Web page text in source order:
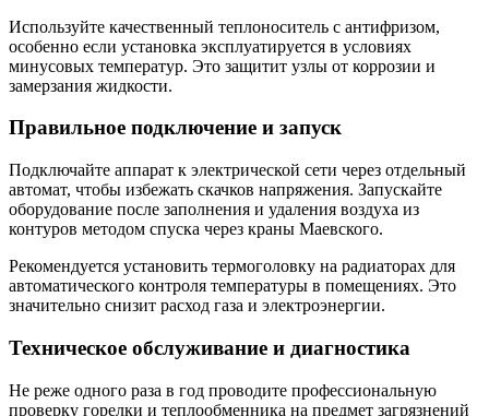
Используйте качественный теплоноситель с антифризом,
особенно если установка эксплуатируется в условиях
минусовых температур. Это защитит узлы от коррозии и
замерзания жидкости.
Правильное подключение и запуск
Подключайте аппарат к электрической сети через отдельный
автомат, чтобы избежать скачков напряжения. Запускайте
оборудование после заполнения и удаления воздуха из
контуров методом спуска через краны Маевского.
Рекомендуется установить термоголовку на радиаторах для
автоматического контроля температуры в помещениях. Это
значительно снизит расход газа и электроэнергии.
Техническое обслуживание и диагностика
Не реже одного раза в год проводите профессиональную
проверку горелки и теплообменника на предмет загрязнений